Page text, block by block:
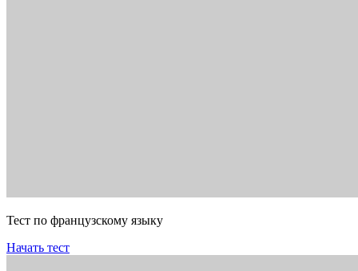
Тест по французскому языку
Начать тест